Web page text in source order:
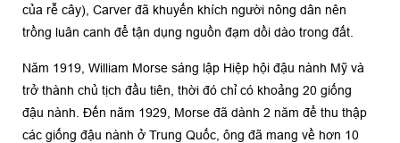
của rễ cây), Carver đã khuyến khích người nông dân nên
trồng luân canh để tận dụng nguồn đạm dồi dào trong đất.
Năm 1919, William Morse sáng lập Hiệp hội đậu nành Mỹ và
trở thành chủ tịch đầu tiên, thời đó chỉ có khoảng 20 giống
đậu nành. Đến năm 1929, Morse đã dành 2 năm để thu thập
các giống đậu nành ở Trung Quốc, ông đã mang về hơn 10